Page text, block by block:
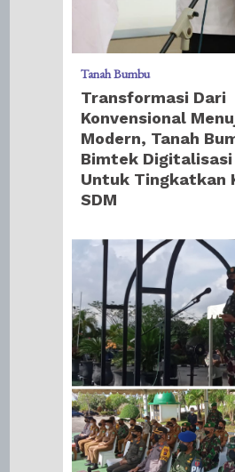
Tanah Bumbu
Transformasi Dari
Konvensional
Modern, Tanah
Bimtek Digitalisasi
Untuk Tingkatkan
SDM